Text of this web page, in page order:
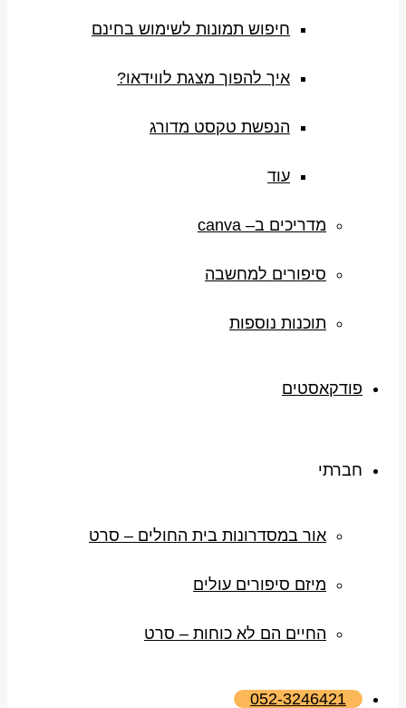
חיפוש תמונות לשימוש בחינם
איך להפוך מצגת לווידאו?
הנפשת טקסט מדורג
עוד
מדריכים ב– canva
סיפורים למחשבה
תוכנות נוספות
פודקאסטים
חברתי
אור במסדרונות בית החולים – סרט
מיזם סיפורים עולים
החיים הם לא כוחות – סרט
052-3246421